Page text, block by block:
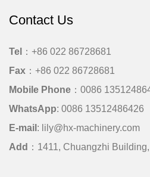
Contact Us
Tel
：+86 022 86728681
Fax ：+86 022 86728681
Mobile Phone ： 0086
WhatsApp: 0086 13512486426
E-mail : lily@hx-machinery.com
Add ：1411, Chuangzhi